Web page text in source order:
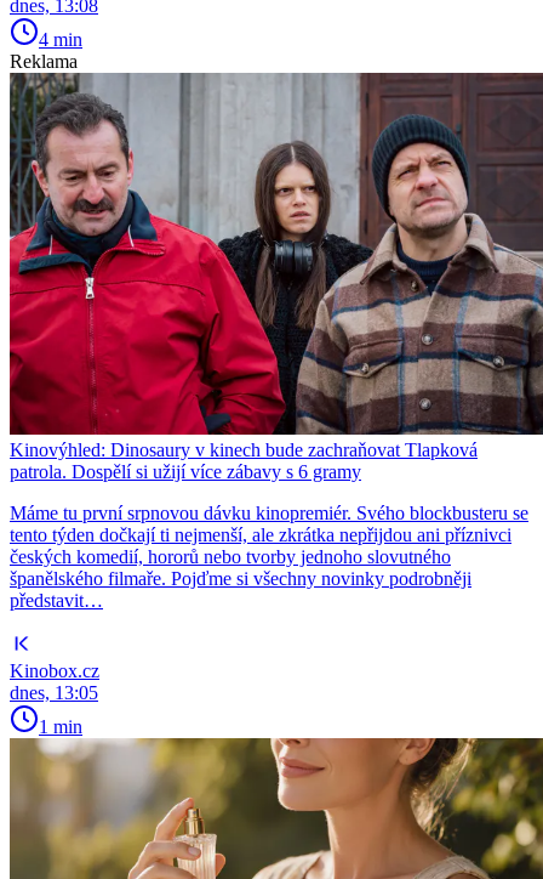
dnes, 13:08
4 min
Reklama
Kinovýhled: Dinosaury v kinech bude zachraňovat Tlapková
patrola. Dospělí si užijí více zábavy s 6 gramy
Máme tu první srpnovou dávku kinopremiér. Svého blockbusteru se
tento týden dočkají ti nejmenší, ale zkrátka nepřijdou ani příznivci
českých komedií, hororů nebo tvorby jednoho slovutného
španělského filmaře. Pojďme si všechny novinky podrobněji
představit…
Kinobox.cz
dnes, 13:05
1 min